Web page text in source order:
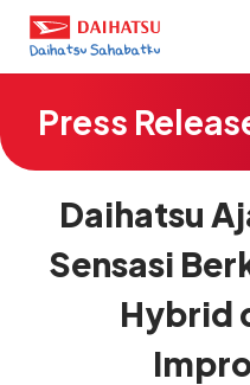
Press
Daihatsu
Sensasi
Hybrid